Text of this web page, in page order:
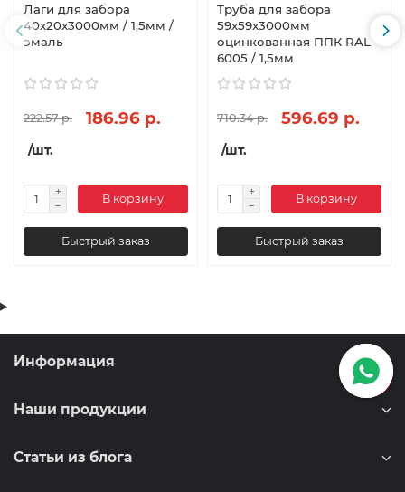
Лаги для забора
40х20x3000мм / 1,5мм /
эмаль
222.57 р. 186.96 р.
/шт.
В корзину
Быстрый заказ
Труба для забора
59х59x3000мм
оцинкованная ППК RAL
6005 / 1,5мм
710.34 р. 596.69 р.
/шт.
В корзину
Быстрый заказ
Информация
Наши продукции
Статьи из блога